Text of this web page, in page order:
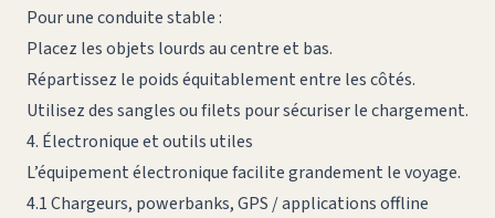
Pour une conduite stable :
Placez les objets lourds au centre et bas.
Répartissez le poids équitablement entre les côtés.
Utilisez des sangles ou filets pour sécuriser le chargement.
4. Électronique et outils utiles
L’équipement électronique facilite grandement le voyage.
4.1 Chargeurs, powerbanks, GPS / applications offline